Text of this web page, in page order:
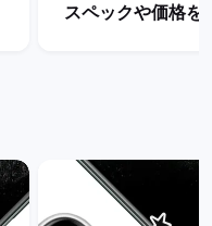
スペックや価格を